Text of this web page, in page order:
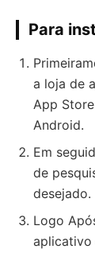
Para
a loja de
App
Android.
Em
de
desejado.
Logo
aplicativo